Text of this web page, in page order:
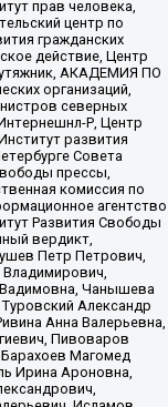
прав человека,
центр по
гражданских
действие, Центр
АКАДЕМИЯ ПО
организаций,
северных
Р, Центр
развития
Совета
прессы,
комиссия по
агентство
Развития Свободы
вердикт,
Петр Петрович,
Чанышева
Александр
Анна Валерьевна,
Пивоваров
Барахоев Магомед
Ирина Ароновна,